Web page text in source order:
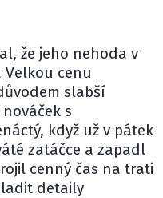
že jeho nehoda v
cenu
slabší
s
když už v pátek
zatáčce a zapadl
cenný čas na trati
detaily